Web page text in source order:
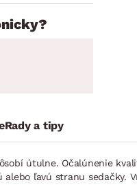
Rady a tipy
útulne. Očalúnenie
ľavú stranu